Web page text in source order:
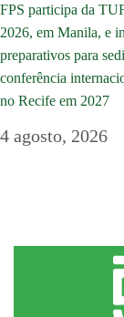
FPS participa da
2026, em Manila, e
preparativos para
conferência
no Recife em 2027
4 agosto, 2026